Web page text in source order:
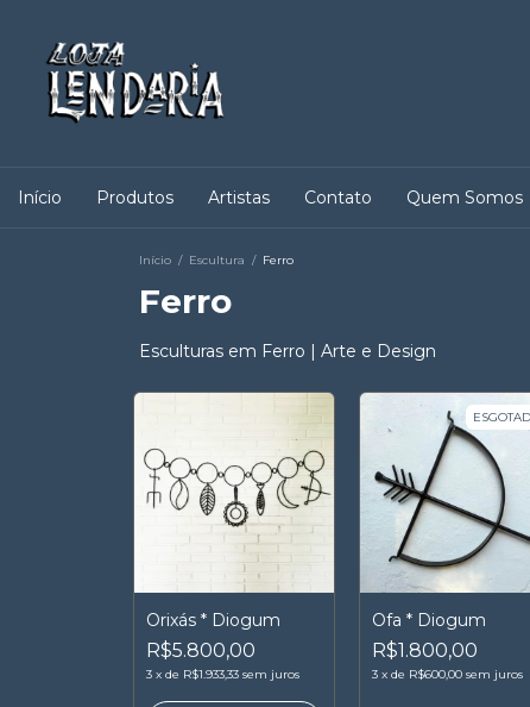
Início Produtos Artistas Contato Quem Somos
Início / Escultura / Ferro
Ferro
Esculturas em Ferro | Arte e Design
Orixás * Diogum
R$5.800,00
3 x de R$1.933,33 sem juros
Ofa * Diogum
R$1.800,00
3 x de R$600,00 sem juros